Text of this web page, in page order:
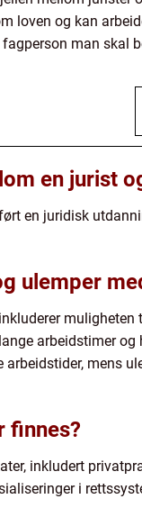
loven og kan
man skal
en jurist
en juridisk
ulemper
arbeidstimer
arbeidstider, mens
finnes?
inkludert
i